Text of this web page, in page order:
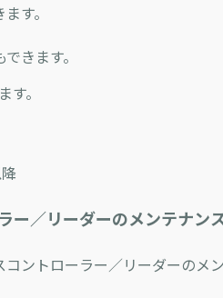
す。
きます。
。
ー／リーダーのメンテナン
ントローラー／リーダーのメ